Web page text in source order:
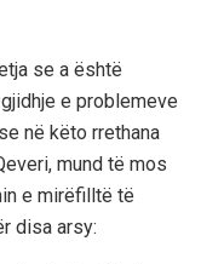
se a është
e problemeve
në këto rrethana
mund të mos
e mirëfilltë të
disa arsy: